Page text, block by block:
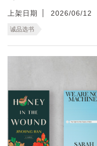
上架日期 2026/06/12
诚品选书